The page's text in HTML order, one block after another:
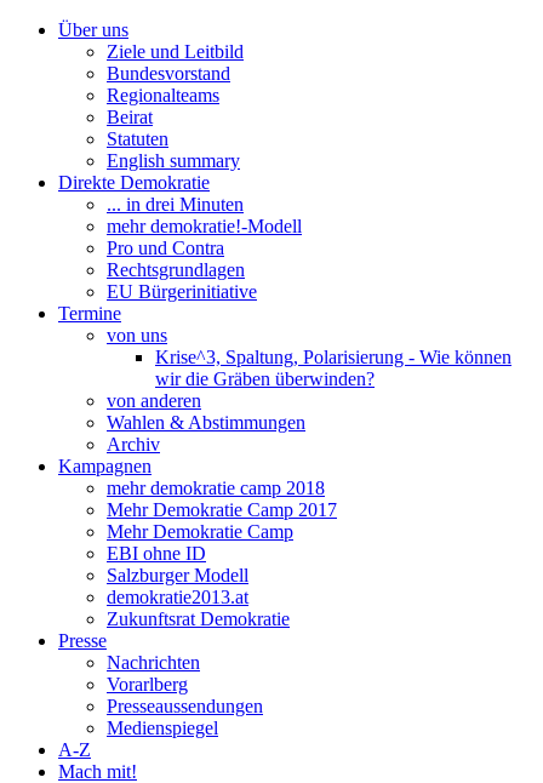
Über uns
Ziele und Leitbild
Bundesvorstand
Regionalteams
Beirat
Statuten
English summary
Direkte Demokratie
... in drei Minuten
mehr demokratie!-Modell
Pro und Contra
Rechtsgrundlagen
EU Bürgerinitiative
Termine
von uns
Krise^3, Spaltung, Polarisierung - Wie können
wir die Gräben überwinden?
von anderen
Wahlen & Abstimmungen
Archiv
Kampagnen
mehr demokratie camp 2018
Mehr Demokratie Camp 2017
Mehr Demokratie Camp
EBI ohne ID
Salzburger Modell
demokratie2013.at
Zukunftsrat Demokratie
Presse
Nachrichten
Vorarlberg
Presseaussendungen
Medienspiegel
A-Z
Mach mit!